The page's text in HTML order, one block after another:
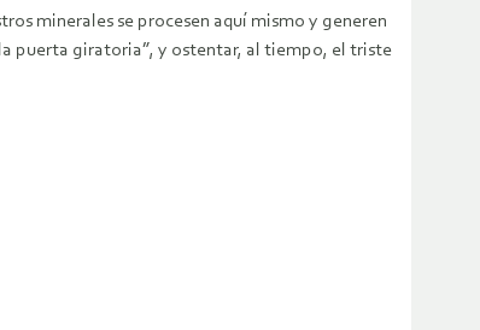
minerales se procesen aquí mismo y generen
puerta giratoria”, y ostentar, al tiempo, el triste